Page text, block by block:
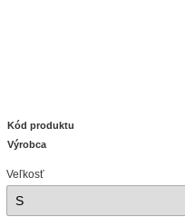
Kód produktu
Výrobca
Veľkosť